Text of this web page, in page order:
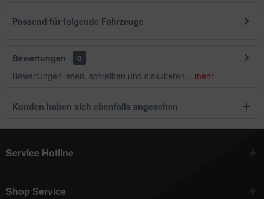
Passend für folgende Fahrzeuge
Bewertungen
0
Bewertungen lesen, schreiben und diskutieren... mehr
Kunden haben sich ebenfalls angesehen
Service Hotline
Shop Service